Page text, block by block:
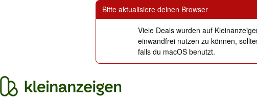
Bitte aktualisiere deinen Browser
Viele Deals wurden auf
einwandfrei nutzen zu können,
falls du macOS benutzt.